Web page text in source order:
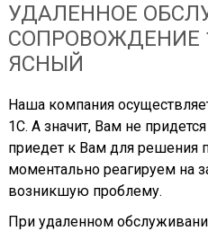
УДАЛЕННОЕ
СОПРОВОЖДЕНИЕ
ЯСНЫЙ
Наша компания
1С. А значит, Вам не
приедет к Вам для
моментально реагируем на
возникшую проблему.
При удаленном